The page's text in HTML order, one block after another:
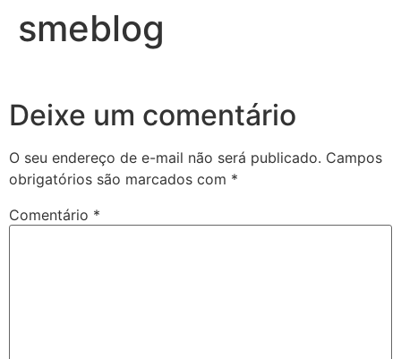
smeblog
Deixe um comentário
O seu endereço de e-mail não será publicado. Campos
obrigatórios são marcados com *
Comentário *